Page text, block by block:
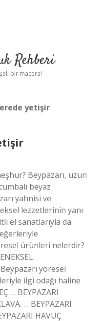
Rehberi
bir macera!
yetişir
Beypazarı, uzun
beyaz
yahnisi ve
lezzetlerinin yanı
el sanatlarıyla da
ürünleri nelerdir?
Beypazarı yöresel
ilgi odağı haline
… BEYPAZARI
… BEYPAZARI
HAVUÇ